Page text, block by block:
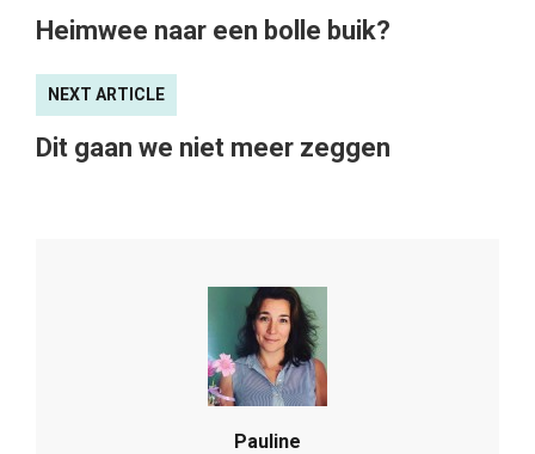
Heimwee naar een bolle buik?
NEXT ARTICLE
Dit gaan we niet meer zeggen
Pauline